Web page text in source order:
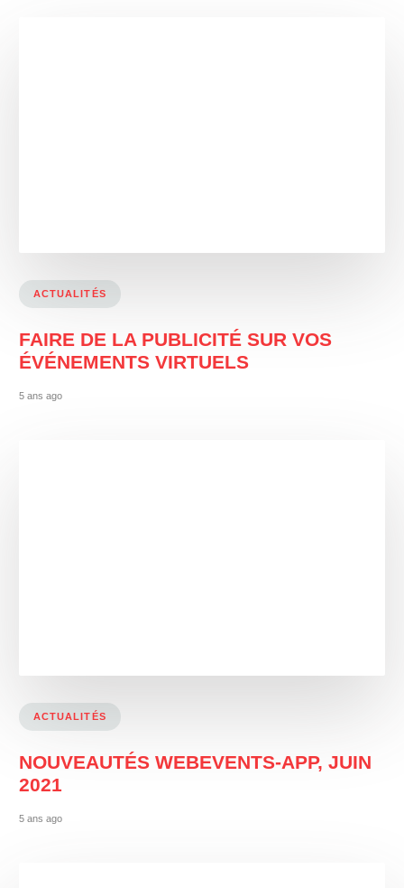
ACTUALITÉS
FAIRE DE LA PUBLICITÉ SUR VOS
ÉVÉNEMENTS VIRTUELS
5 ans ago
ACTUALITÉS
NOUVEAUTÉS WEBEVENTS-APP, JUIN
2021
5 ans ago